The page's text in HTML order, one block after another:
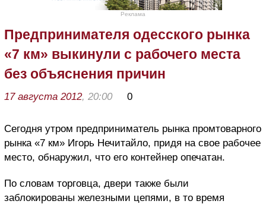
Реклама
Предпринимателя одесского рынка
«7 км» выкинули с рабочего места
без объяснения причин
17 августа 2012, 20:00 0
Сегодня утром предприниматель рынка промтоварного
рынка «7 км» Игорь Нечитайло, придя на свое рабочее
место, обнаружил, что его контейнер опечатан.
По словам торговца, двери также были
заблокированы железными цепями, в то время